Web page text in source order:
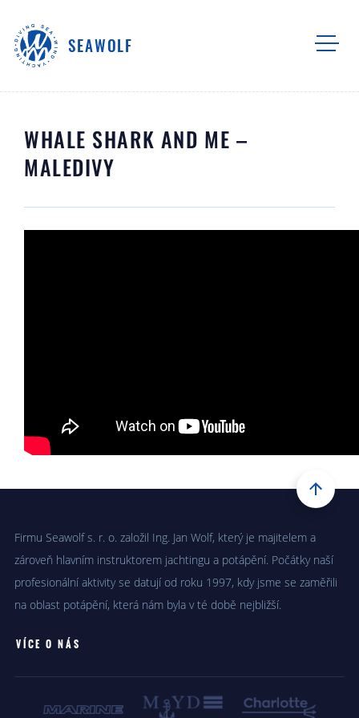
SEAWOLF
WHALE SHARK AND ME –
MALEDIVY
Firmu Seawolf s. r. o. založil Ing. Jan Wolf, který je majitelem a
zároveň hlavním instruktorem jachtingu a potápění. Počátky naší
profesionální aktivity se datují od roku 1997, kdy jsme se zaměřili
na oblast potápění, která nám byla v té době nejbližší.
VÍCE O NÁS